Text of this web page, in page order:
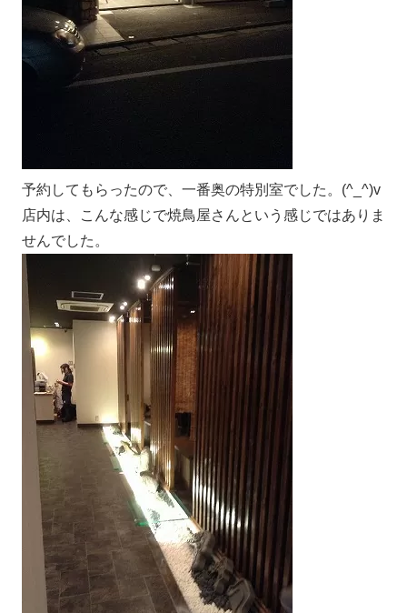
予約してもらったので、一番奥の特別室でした。(^_^)v
店内は、こんな感じで焼鳥屋さんという感じではありま
せんでした。